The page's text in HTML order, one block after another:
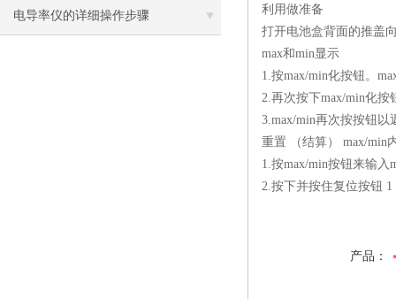
电导率仪的详细操作步骤
利用做准备
打开电池盒背面的推盖
max和min显示
1.按max/min化按钮。
2.再次按下max/min化
3.max/min再次按按钮以
重置 （结算） max/min
1.按max/min按钮来输入
2.按下并按住复位按钮
产品：